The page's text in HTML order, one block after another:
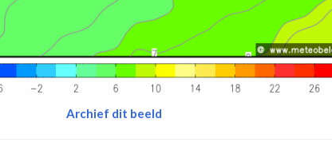
Archief dit beeld